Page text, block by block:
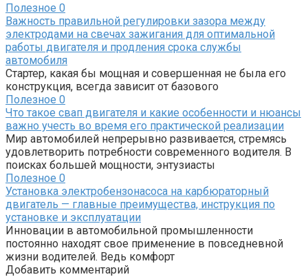
Полезное 0
Важность правильной регулировки зазора между
электродами на свечах зажигания для оптимальной
работы двигателя и продления срока службы
автомобиля
Стартер, какая бы мощная и совершенная не была его
конструкция, всегда зависит от базового
Полезное 0
Что такое свап двигателя и какие особенности и нюансы
важно учесть во время его практической реализации
Мир автомобилей непрерывно развивается, стремясь
удовлетворить потребности современного водителя. В
поисках большей мощности, энтузиасты
Полезное 0
Установка электробензонасоса на карбюраторный
двигатель — главные преимущества, инструкция по
установке и эксплуатации
Инновации в автомобильной промышленности
постоянно находят свое применение в повседневной
жизни водителей. Ведь комфорт
Добавить комментарий